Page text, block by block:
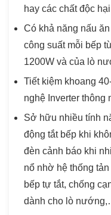
hay các chất độc
Có khả năng nấu
công suất mỗi bếp
1200W và của lò
Tiết kiệm khoang
nghệ Inverter thông
Sở hữu nhiều tính
động tắt bếp khi
đèn cảnh báo khi
nổ nhờ hệ thống
bếp tự tắt, chống
dành cho lò